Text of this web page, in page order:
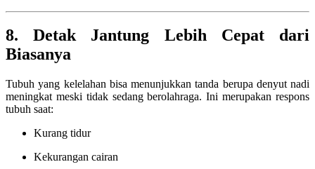
8. Detak Jantung Lebih Cepat dari
Biasanya
Tubuh yang kelelahan bisa menunjukkan tanda berupa denyut nadi
meningkat meski tidak sedang berolahraga. Ini merupakan respons
tubuh saat:
Kurang tidur
Kekurangan cairan